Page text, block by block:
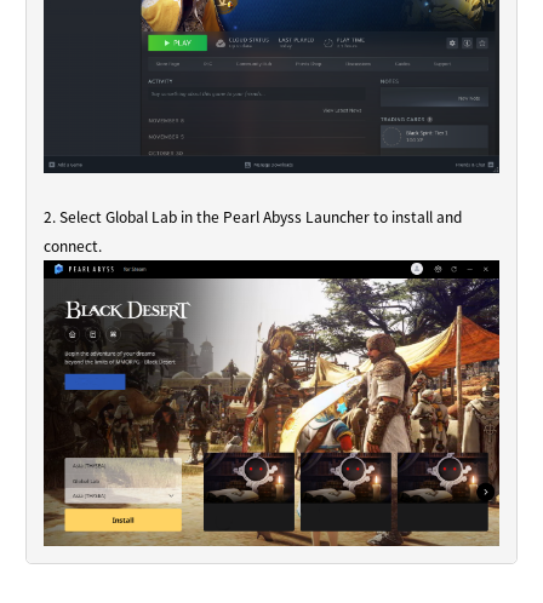
2. Select Global Lab in the Pearl Abyss Launcher to install and
connect.